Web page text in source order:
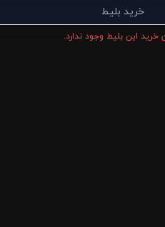
خرید بلیط
خرید این بلیط وجود ندارد.